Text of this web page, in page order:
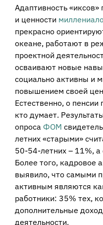
Адаптивность «иксов»
и ценности
прекрасно
океане, работают в
проектной
осваивают новые
социально активны и
повышением своей
Естественно, о пенсии
кто думает.
опроса ФОМ
летних «старыми»
50-54-летних – 11%,
Более того, кадровое
выявило, что самыми
активным являются
работники: 35% тех,
дополнительные
деятельности.